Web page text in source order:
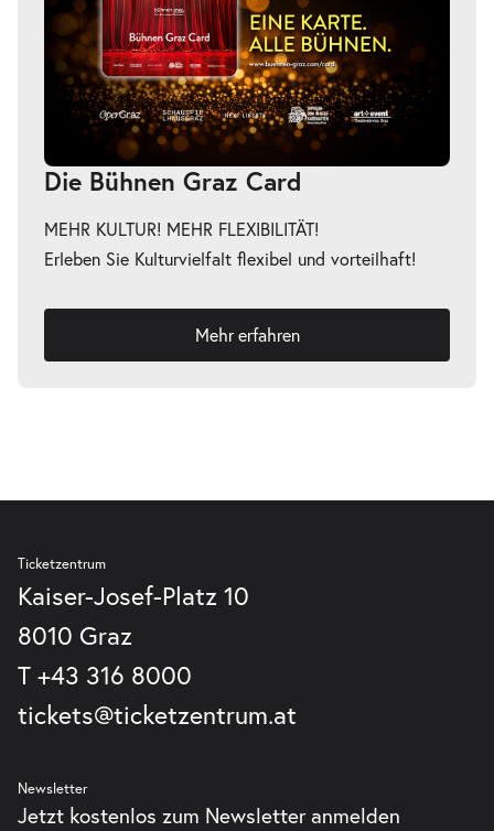
Die Bühnen Graz Card
MEHR KULTUR! MEHR FLEXIBILITÄT!
Erleben Sie Kulturvielfalt flexibel und vorteilhaft!
Mehr erfahren
Ticketzentrum
Kaiser-Josef-Platz 10
8010 Graz
T +43 316 8000
tickets@ticketzentrum.at
Newsletter
Jetzt kostenlos zum Newsletter anmelden